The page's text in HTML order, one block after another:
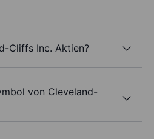
Cliffs Inc. Aktien?
von Cleveland-